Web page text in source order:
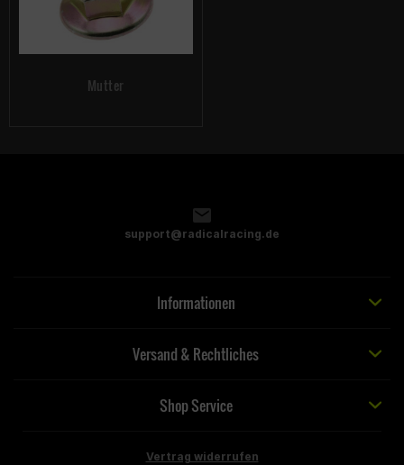
Mutter
support@radicalracing.de
Informationen
Versand & Rechtliches
Shop Service
Vertrag widerrufen